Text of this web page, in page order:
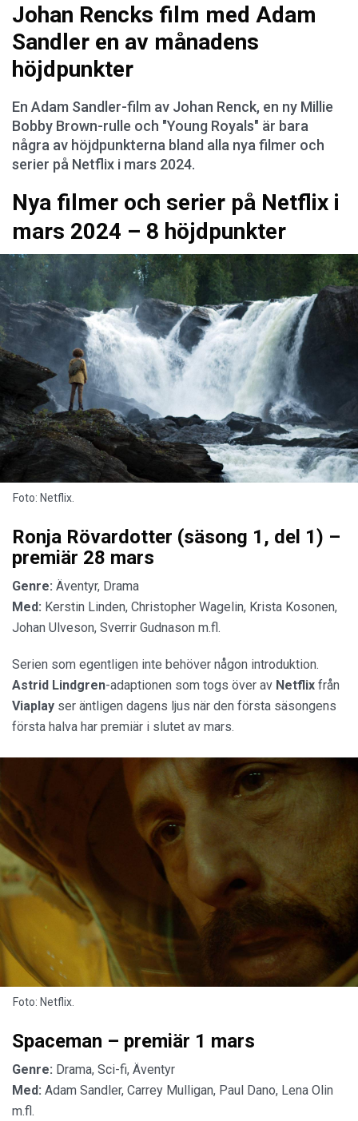
Johan Rencks film med Adam
Sandler en av månadens
höjdpunkter
En Adam Sandler-film av Johan Renck, en ny Millie
Bobby Brown-rulle och "Young Royals" är bara
några av höjdpunkterna bland alla nya filmer och
serier på Netflix i mars 2024.
Nya filmer och serier på Netflix i
mars 2024 – 8 höjdpunkter
Foto: Netflix.
Ronja Rövardotter (säsong 1, del 1) –
premiär 28 mars
Genre: Äventyr, Drama
Med: Kerstin Linden, Christopher Wagelin, Krista Kosonen,
Johan Ulveson, Sverrir Gudnason m.fl.
Serien som egentligen inte behöver någon introduktion.
Astrid Lindgren-adaptionen som togs över av Netflix från
Viaplay ser äntligen dagens ljus när den första säsongens
första halva har premiär i slutet av mars.
Foto: Netflix.
Spaceman – premiär 1 mars
Genre: Drama, Sci-fi, Äventyr
Med: Adam Sandler, Carrey Mulligan, Paul Dano, Lena Olin
m.fl.